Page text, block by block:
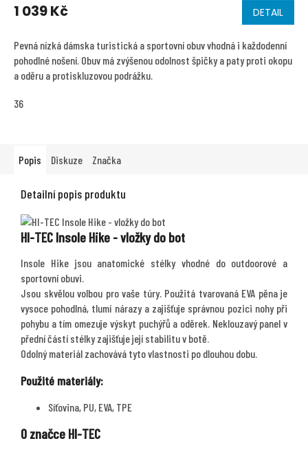
1 039 Kč DETAIL
Pevná nízká dámska turistická a sportovní obuv vhodná i každodenní
pohodlné nošení. Obuv má zvýšenou odolnost špičky a paty proti okopu
a oděru a protiskluzovou podrážku.
36
Popis Diskuze Značka
Detailní popis produktu
HI-TEC Insole Hike - vložky do bot
Insole Hike jsou anatomické stélky vhodné do outdoorové a
sportovní obuvi.
Jsou skvělou volbou pro vaše túry. Použitá tvarovaná EVA pěna je
vysoce pohodlná, tlumí nárazy a zajišťuje správnou pozici nohy při
pohybu a tím omezuje výskyt puchýřů a oděrek. Neklouzavý panel v
přední částí stélky zajišťuje její stabilitu v botě.
Odolný materiál zachovává tyto vlastnosti po dlouhou dobu.
Použité materiály:
Síťovina, PU, EVA, TPE
O značce HI-TEC